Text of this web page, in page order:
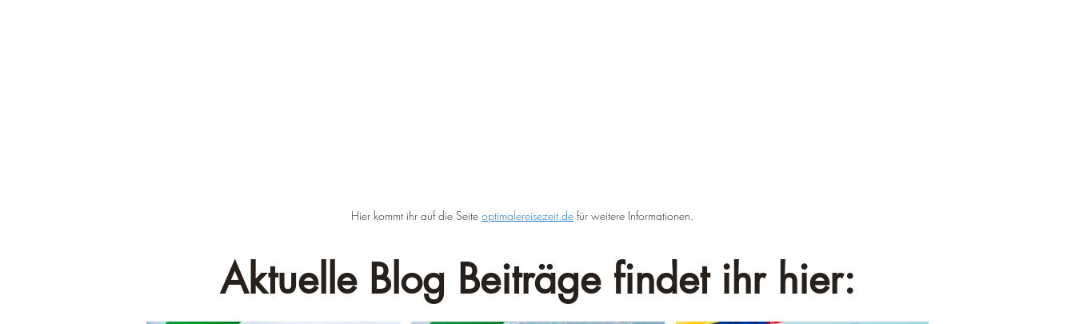
Hier kommt ihr auf die Seite optimalereisezeit.de für weitere Informationen.
Aktuelle Blog Beiträge findet ihr hier: